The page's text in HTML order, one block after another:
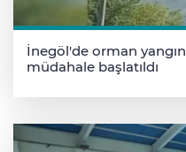
İnegöl'de orman
müdahale başlatıldı